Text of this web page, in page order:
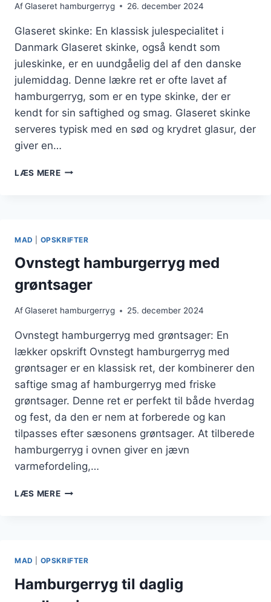
AfGlaseret hamburgerryg 26. december 2024
Glaseret skinke: En klassisk julespecialitet i
Danmark Glaseret skinke, også kendt som
juleskinke, er en uundgåelig del af den danske
julemiddag. Denne lækre ret er ofte lavet af
hamburgerryg, som er en type skinke, der er
kendt for sin saftighed og smag. Glaseret skinke
serveres typisk med en sød og krydret glasur, der
giver en…
LÆS MEREGLASERET
MAD OPSKRIFTER
Ovnstegt hamburgerryg med
grøntsager
AfGlaseret hamburgerryg 25. december 2024
Ovnstegt hamburgerryg med grøntsager: En
lækker opskrift Ovnstegt hamburgerryg med
grøntsager er en klassisk ret, der kombinerer den
saftige smag af hamburgerryg med friske
grøntsager. Denne ret er perfekt til både hverdag
og fest, da den er nem at forberede og kan
tilpasses efter sæsonens grøntsager. At tilberede
hamburgerryg i ovnen giver en jævn
varmefordeling,…
LÆS MEREOVNSTEGT
MAD OPSKRIFTER
Hamburgerryg til daglig